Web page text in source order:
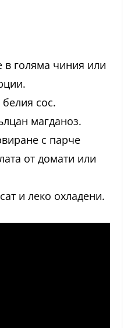
в голяма чиния или
сос.
магданоз.
с парче
от домати или
и леко охладени.